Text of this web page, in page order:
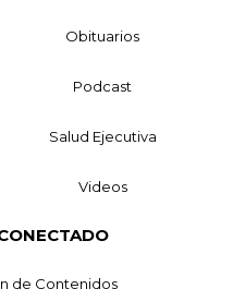
Obituarios
Podcast
Salud Ejecutiva
Videos
de Contenidos